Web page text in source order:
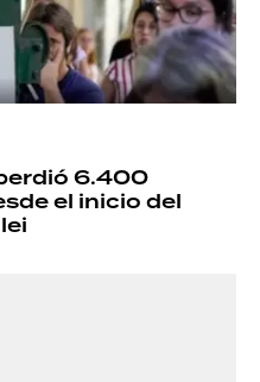
6.400
el inicio del